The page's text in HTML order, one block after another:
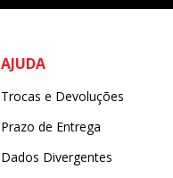
AJUDA
Trocas e Devoluções
Prazo de Entrega
Dados Divergentes